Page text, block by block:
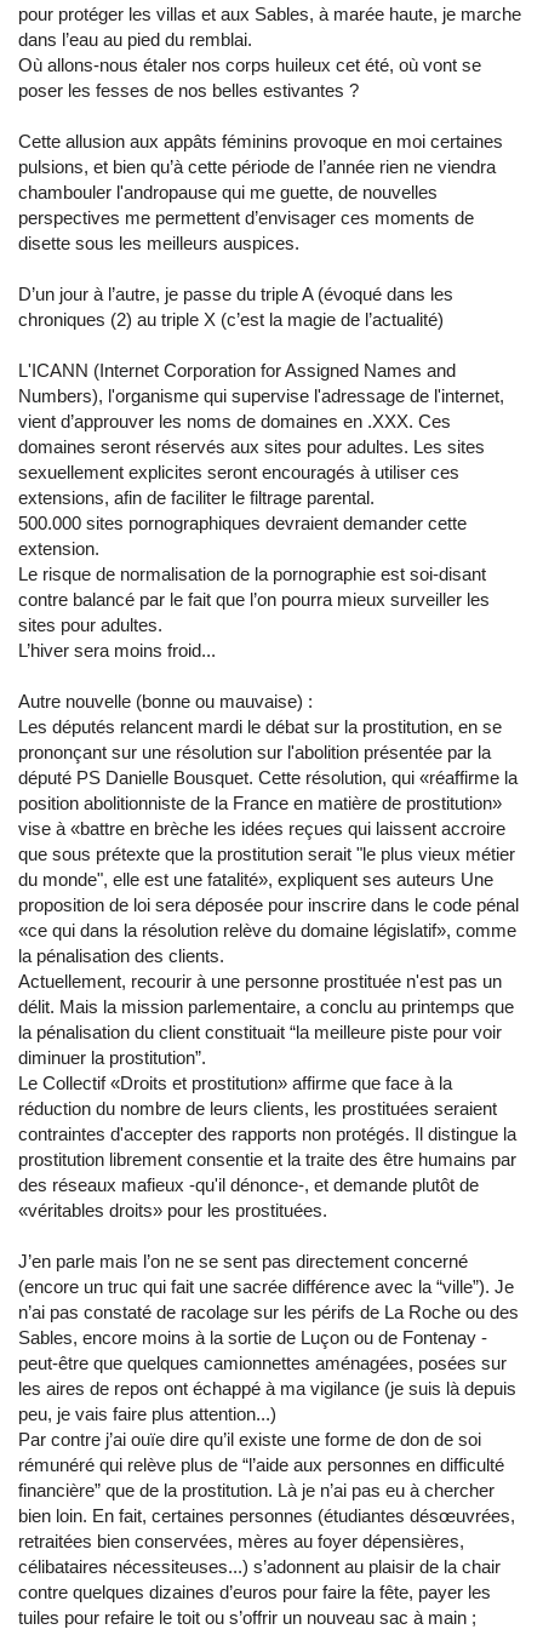
pour protéger les villas et aux Sables, à marée haute, je marche
dans l’eau au pied du remblai.
Où allons-nous étaler nos corps huileux cet été, où vont se
poser les fesses de nos belles estivantes ?
Cette allusion aux appâts féminins provoque en moi certaines
pulsions, et bien qu’à cette période de l’année rien ne viendra
chambouler l'andropause qui me guette, de nouvelles
perspectives me permettent d’envisager ces moments de
disette sous les meilleurs auspices.
D’un jour à l’autre, je passe du triple A (évoqué dans les
chroniques (2) au triple X (c’est la magie de l’actualité)
L'ICANN (Internet Corporation for Assigned Names and
Numbers), l'organisme qui supervise l'adressage de l'internet,
vient d’approuver les noms de domaines en .XXX. Ces
domaines seront réservés aux sites pour adultes. Les sites
sexuellement explicites seront encouragés à utiliser ces
extensions, afin de faciliter le filtrage parental.
500.000 sites pornographiques devraient demander cette
extension.
Le risque de normalisation de la pornographie est soi-disant
contre balancé par le fait que l’on pourra mieux surveiller les
sites pour adultes.
L’hiver sera moins froid...
Autre nouvelle (bonne ou mauvaise) :
Les députés relancent mardi le débat sur la prostitution, en se
prononçant sur une résolution sur l'abolition présentée par la
député PS Danielle Bousquet. Cette résolution, qui «réaffirme la
position abolitionniste de la France en matière de prostitution»
vise à «battre en brèche les idées reçues qui laissent accroire
que sous prétexte que la prostitution serait "le plus vieux métier
du monde", elle est une fatalité», expliquent ses auteurs Une
proposition de loi sera déposée pour inscrire dans le code pénal
«ce qui dans la résolution relève du domaine législatif», comme
la pénalisation des clients.
Actuellement, recourir à une personne prostituée n'est pas un
délit. Mais la mission parlementaire, a conclu au printemps que
la pénalisation du client constituait “la meilleure piste pour voir
diminuer la prostitution”.
Le Collectif «Droits et prostitution» affirme que face à la
réduction du nombre de leurs clients, les prostituées seraient
contraintes d'accepter des rapports non protégés. Il distingue la
prostitution librement consentie et la traite des être humains par
des réseaux mafieux -qu'il dénonce-, et demande plutôt de
«véritables droits» pour les prostituées.
J’en parle mais l’on ne se sent pas directement concerné
(encore un truc qui fait une sacrée différence avec la “ville”). Je
n’ai pas constaté de racolage sur les périfs de La Roche ou des
Sables, encore moins à la sortie de Luçon ou de Fontenay -
peut-être que quelques camionnettes aménagées, posées sur
les aires de repos ont échappé à ma vigilance (je suis là depuis
peu, je vais faire plus attention...)
Par contre j’ai ouïe dire qu’il existe une forme de don de soi
rémunéré qui relève plus de “l’aide aux personnes en difficulté
financière” que de la prostitution. Là je n’ai pas eu à chercher
bien loin. En fait, certaines personnes (étudiantes désœuvrées,
retraitées bien conservées, mères au foyer dépensières,
célibataires nécessiteuses...) s’adonnent au plaisir de la chair
contre quelques dizaines d’euros pour faire la fête, payer les
tuiles pour refaire le toit ou s’offrir un nouveau sac à main ;